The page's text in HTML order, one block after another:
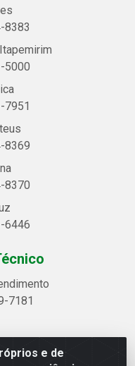
e de
8383
5000
7951
8369
8370
6446
7181
Alegre, 2521 -